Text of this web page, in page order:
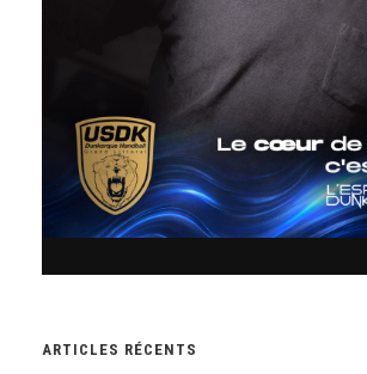
ARTICLES RÉCENTS